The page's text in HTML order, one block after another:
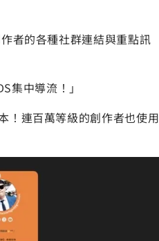
者的各種社群連結與重點訊
集中導流！」
！連百萬等級的創作者也使用